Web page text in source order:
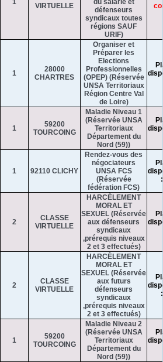
1
VIRTUELLE
du salarié et
défenseurs
syndicaux toutes
régions SAUF
URIF)
1
28000
CHARTRES
Organiser et
Préparer les
Elections
Professionnelles
(OPEP) (Réservée
UNSA Territoriaux
Région Centre Val
de Loire)
1
59200
TOURCOING
Maladie Niveau 1
(Réservée UNSA
Territoriaux
Département du
Nord (59))
1 92110 CLICHY
Rendez-vous des
négociateurs
UNSA FCS
(Réservée
fédération FCS)
2
CLASSE
VIRTUELLE
HARCÈLEMENT
MORAL ET
SEXUEL (Réservée
aux défenseurs
syndicaux
,prérequis niveaux
2 et 3 effectués)
2
CLASSE
VIRTUELLE
HARCÈLEMENT
MORAL ET
SEXUEL (Réservée
aux futurs
défenseurs
syndicaux
,prérequis niveaux
2 et 3 effectués)
1
59200
TOURCOING
Maladie Niveau 2
(Réservée UNSA
Territoriaux
Département du
Nord (59))